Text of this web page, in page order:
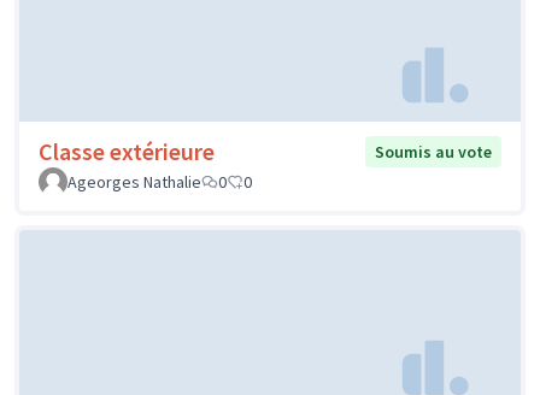
Classe extérieure
Soumis au vote
Ageorges Nathalie
0 0